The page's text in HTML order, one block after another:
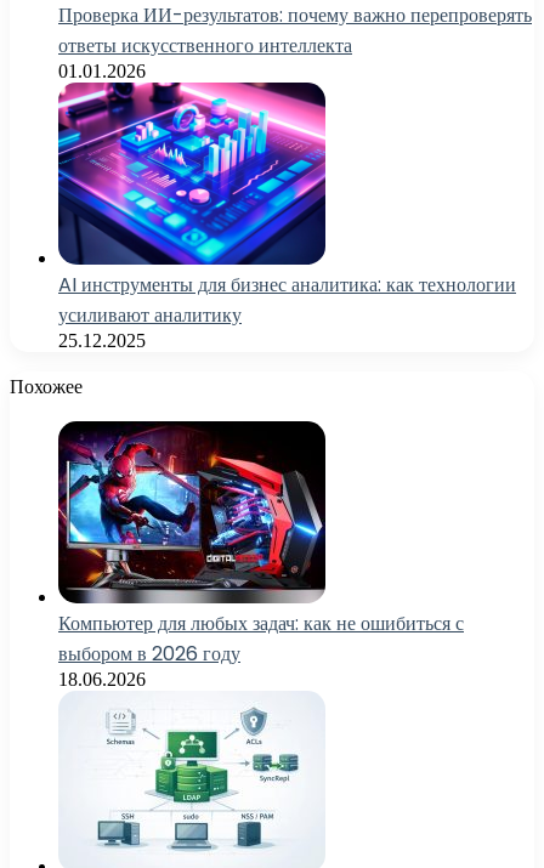
Проверка ИИ-результатов: почему важно перепроверять
ответы искусственного интеллекта
01.01.2026
AI инструменты для бизнес аналитика: как технологии
усиливают аналитику
25.12.2025
Похожее
Компьютер для любых задач: как не ошибиться с
выбором в 2026 году
18.06.2026